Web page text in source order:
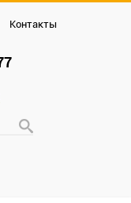
Контакты